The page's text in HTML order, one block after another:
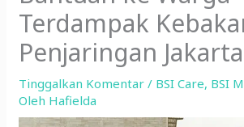
Terdampak
Penjaringan Jakarta
Tinggalkan Komentar / BSI Care, BSI
Oleh Hafielda